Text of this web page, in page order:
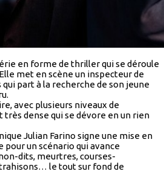
en forme de thriller qui se déroule
met en scène un inspecteur de
part à la recherche de son jeune
avec plusieurs niveaux de
dense qui se dévore en un rien
Julian Farino signe une mise en
un scénario qui avance
dits, meurtres, courses-
le tout sur fond de